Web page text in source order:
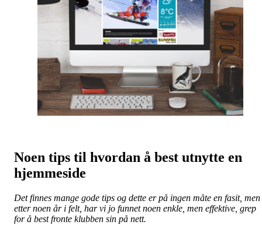
Noen tips til hvordan å best utnytte en
hjemmeside
Det finnes mange gode tips og dette er på ingen måte en fasit, men
etter noen år i felt, har vi jo funnet noen enkle, men effektive, grep
for å best fronte klubben sin på nett.